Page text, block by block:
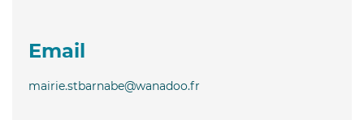
Email
mairie.stbarnabe@wanadoo.fr